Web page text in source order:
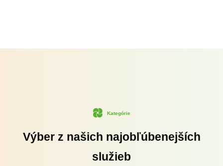
Kategórie
Výber z našich najobľúbenejších
služieb